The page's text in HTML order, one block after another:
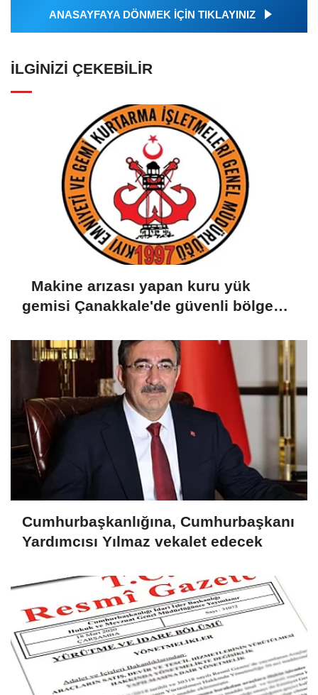
ANASAYFAYA DÖNMEK İÇİN TIKLAYINIZ
İLGINIZI ÇEKEBILIR
Makine arızası yapan kuru yük
gemisi Çanakkale'de güvenli bölgeye
Cumhurbaşkanlığına, Cumhurbaşkanı
Yardımcısı Yılmaz vekalet edecek